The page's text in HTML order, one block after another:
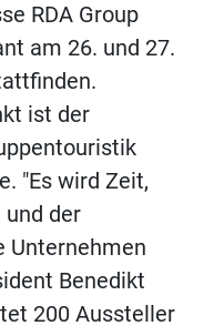
RDA Group
am 26. und 27.
ist der
"Es wird Zeit,
und der
Unternehmen
Benedikt
200 Aussteller